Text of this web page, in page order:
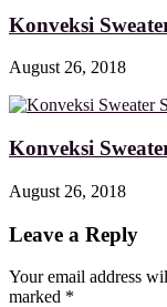
Konveksi
August 26, 2018
Konveksi
August 26, 2018
Leave a Reply
Your email address
marked *